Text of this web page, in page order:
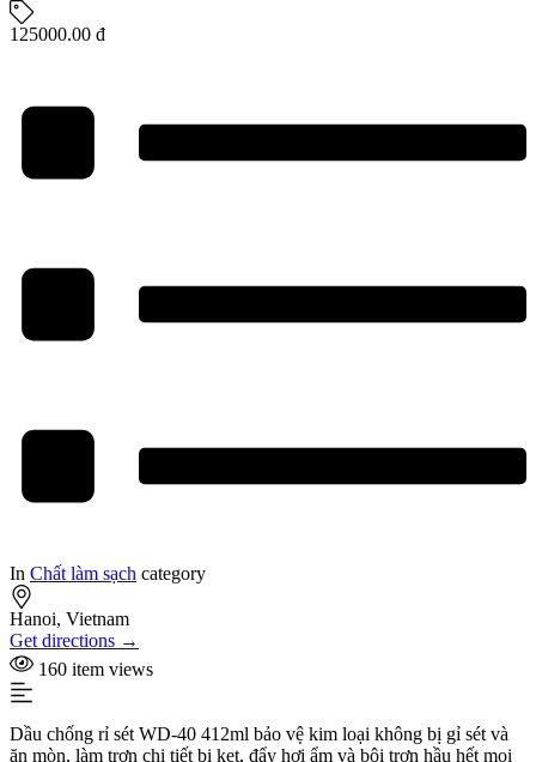
125000.00 đ
In Chất làm sạch category
Hanoi, Vietnam
Get directions →
160 item views
Dầu chống rỉ sét WD-40 412ml bảo vệ kim loại không bị gỉ sét và
ăn mòn, làm trơn chi tiết bị kẹt, đẩy hơi ẩm và bôi trơn hầu hết mọi